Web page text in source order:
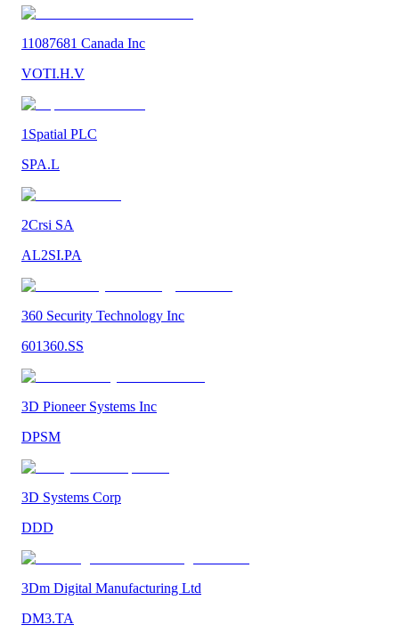
11087681 Canada Inc
VOTI.H.V
1Spatial PLC
SPA.L
2Crsi SA
AL2SI.PA
360 Security Technology Inc
601360.SS
3D Pioneer Systems Inc
DPSM
3D Systems Corp
DDD
3Dm Digital Manufacturing Ltd
DM3.TA